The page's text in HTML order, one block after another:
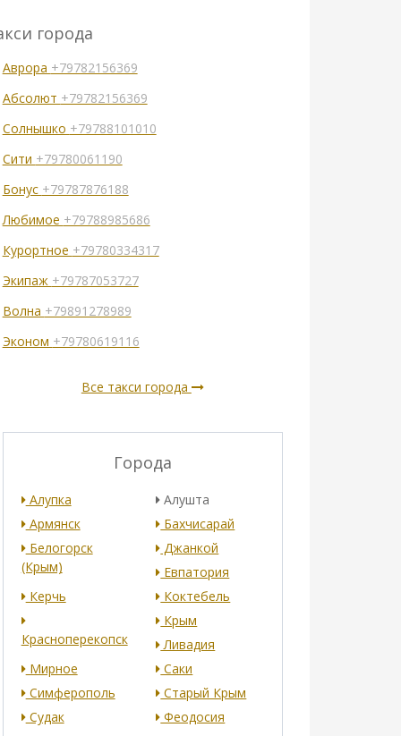
города
Аврора +79782156369
Абсолют +79782156369
Солнышко +79788101010
Сити +79780061190
Бонус +79787876188
Любимое +79788985686
Курортное +79780334317
Экипаж +79787053727
Волна +79891278989
Эконом +79780619116
Все такси города
Города
Алупка
Алушта
Армянск
Бахчисарай
Белогорск
(Крым)
Джанкой
Евпатория
Керчь
Коктебель
Красноперекопск
Крым
Ливадия
Мирное
Саки
Симферополь
Старый Крым
Судак
Феодосия